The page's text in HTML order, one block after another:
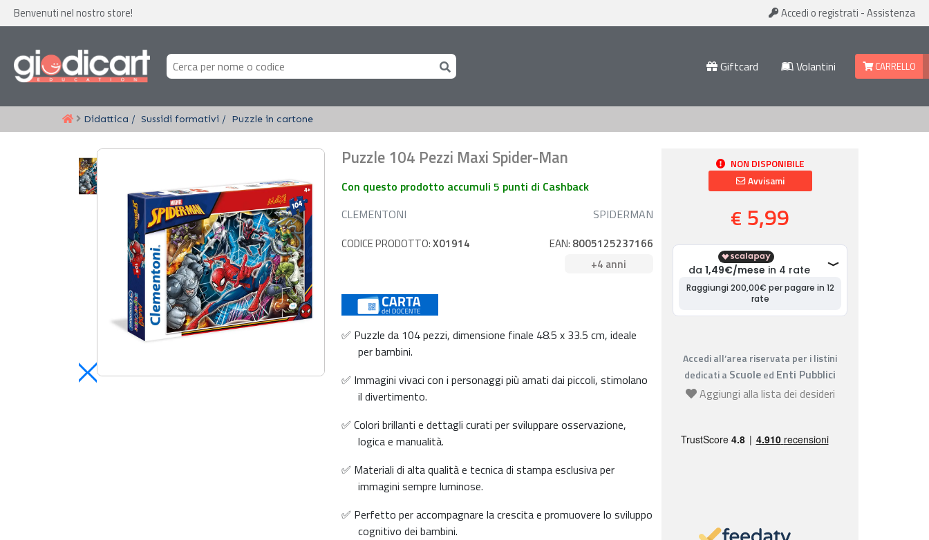
Benvenuti nel nostro store! Accedi o registrati -Assistenza
Giftcard Volantini CARRELLO
Didattica Sussidi formativi Puzzle in cartone
Puzzle 104 Pezzi Maxi Spider-Man
Con questo prodotto accumuli 5 punti di Cashback
CLEMENTONI
SPIDERMAN
CODICE PRODOTTO:X01914 EAN: 8005125237166
+4 anni
✅ Puzzle da 104 pezzi, dimensione finale 48.5 x 33.5 cm, ideale
per bambini.
✅ Immagini vivaci con i personaggi più amati dai piccoli, stimolano
il divertimento.
✅ Colori brillanti e dettagli curati per sviluppare osservazione,
logica e manualità.
✅ Materiali di alta qualità e tecnica di stampa esclusiva per
immagini sempre luminose.
✅ Perfetto per accompagnare la crescita e promuovere lo sviluppo
cognitivo dei bambini.
NON DISPONIBILE
Avvisami
€ 5,99
Accedi all’area riservata per i listini
dedicati a Scuoleed Enti Pubblici
Aggiungi alla lista dei desideri